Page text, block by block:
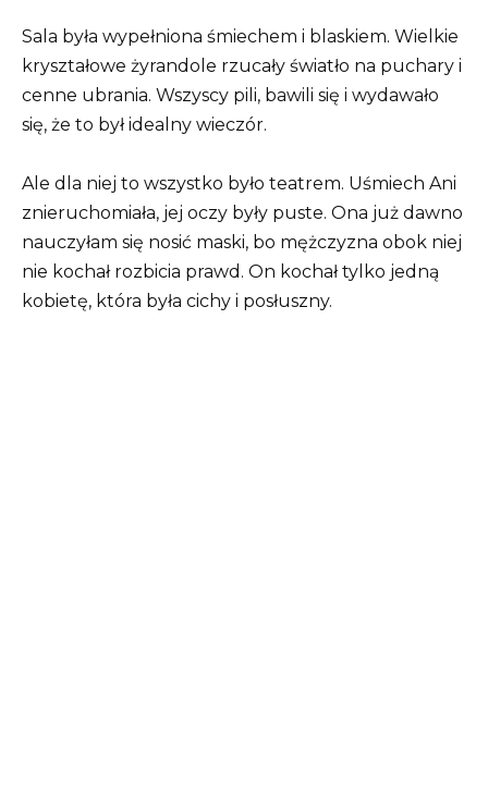
Sala była wypełniona śmiechem i blaskiem. Wielkie
kryształowe żyrandole rzucały światło na puchary i
cenne ubrania. Wszyscy pili, bawili się i wydawało
się, że to był idealny wieczór.
Ale dla niej to wszystko było teatrem. Uśmiech Ani
znieruchomiała, jej oczy były puste. Ona już dawno
nauczyłam się nosić maski, bo mężczyzna obok niej
nie kochał rozbicia prawd. On kochał tylko jedną
kobietę, która była cichy i posłuszny.